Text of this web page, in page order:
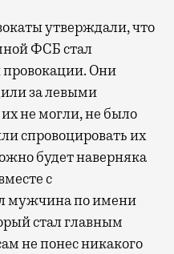
утверждали, что
ФСБ стал
провокации. Они
за левыми
не могли, не было
спровоцировать их
будет наверняка
с
мужчина по имени
стал главным
не понес никакого